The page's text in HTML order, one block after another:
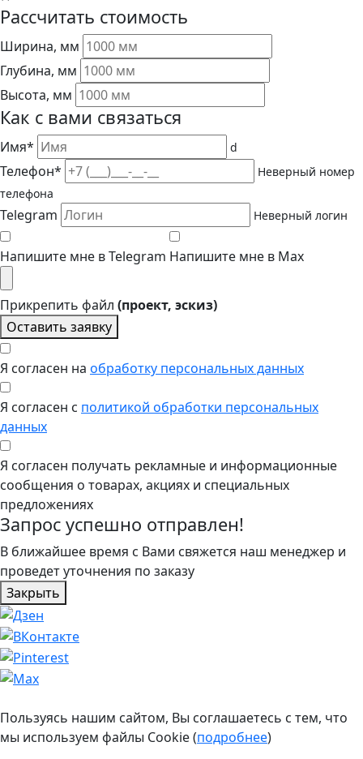
Рассчитать стоимость
Ширина, мм
Глубина, мм
Высота, мм
Как с вами связаться
Имя* d
Телефон*
Неверный номер
телефона
Telegram Неверный логин
Напишите мне в Telegram Напишите мне в Max
Прикрепить файл (проект, эскиз)
Оставить заявку
Я согласен на обработку персональных данных
Я согласен с политикой обработки персональных
данных
Я согласен получать рекламные и информационные
сообщения о товарах, акциях и специальных
предложениях
Запрос успешно отправлен!
В ближайшее время с Вами свяжется наш менеджер и
проведет уточнения по заказу
Закрыть
Пользуясь нашим сайтом, Вы соглашаетесь с тем, что
мы используем файлы Cookie (подробнее)